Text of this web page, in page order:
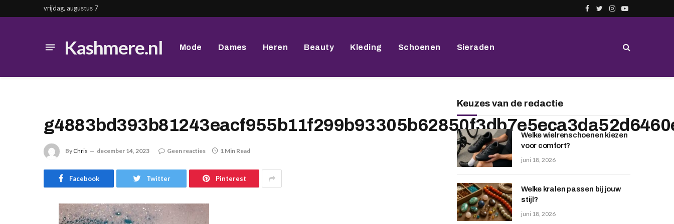
vrijdag, augustus 7
Facebook
TwitterInstagram
YouTube
Kashmere.nl Mode Dames Heren Beauty Kleding Schoenen Sieraden
By Chris december 14, 2023 Geen reacties 1 Min Read
Facebook Twitter Pinterest
Keuzes van de redactie
Welke wielrenschoenen kiezen
voor comfort?
juni 18, 2026
Welke kralen passen bij jouw
stijl?
juni 18, 2026